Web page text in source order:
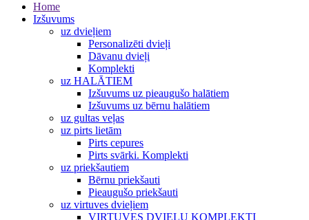
Home
Izšuvums
uz dvieļiem
Personalizēti dvieļi
Dāvanu dvieļi
Komplekti
uz HALĀTIEM
Izšuvums uz pieaugušo halātiem
Izšuvums uz bērnu halātiem
uz gultas veļas
uz pirts lietām
Pirts cepures
Pirts svārki. Komplekti
uz priekšautiem
Bērnu priekšauti
Pieaugušo priekšauti
uz virtuves dvieļiem
VIRTUVES DVIEĻU KOMPLEKTI